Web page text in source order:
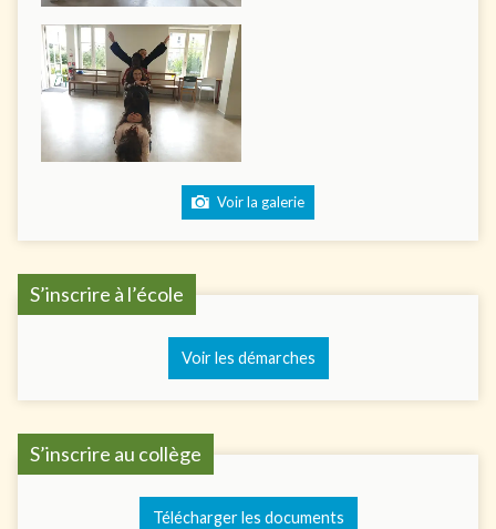
Voir la galerie
S’inscrire à l’école
Voir les démarches
S’inscrire au collège
Télécharger les documents